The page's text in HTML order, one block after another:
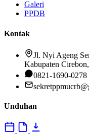
Galeri
PPDB
Kontak
Jl. Nyi Ageng
Kabupaten
0821-1690-0278
Unduhan